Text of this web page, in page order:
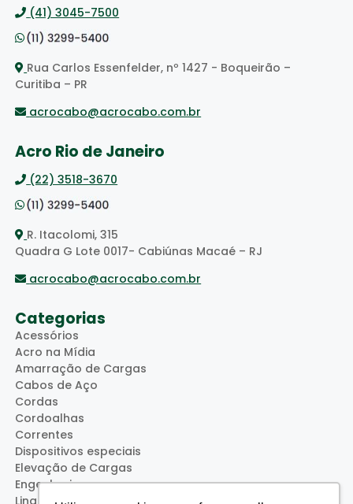
(41) 3045-7500
Rua Carlos Essenfelder, nº 1427 - Boqueirão –
Curitiba – PR
acrocabo@acrocabo.com.br
Acro Rio de Janeiro
(22) 3518-3670
R. Itacolomi, 315
Quadra G Lote 0017- Cabiúnas Macaé – RJ
acrocabo@acrocabo.com.br
Categorias
Acessórios
Acro na Mídia
Amarração de Cargas
Cabos de Aço
Cordas
Cordoalhas
Correntes
Dispositivos especiais
Elevação de Cargas
Engenharia
Lingas